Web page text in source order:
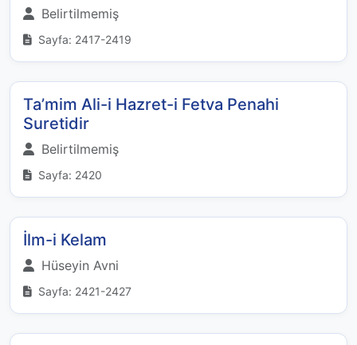
Belirtilmemiş
Sayfa: 2417-2419
Ta’mim Ali-i Hazret-i Fetva Penahi
Suretidir
Belirtilmemiş
Sayfa: 2420
İlm-i Kelam
Hüseyin Avni
Sayfa: 2421-2427